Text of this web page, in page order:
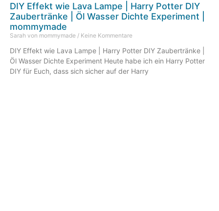
DIY Effekt wie Lava Lampe | Harry Potter DIY
Zaubertränke | Öl Wasser Dichte Experiment |
mommymade
Sarah von mommymade Keine Kommentare
DIY Effekt wie Lava Lampe | Harry Potter DIY Zaubertränke |
Öl Wasser Dichte Experiment Heute habe ich ein Harry Potter
DIY für Euch, dass sich sicher auf der Harry